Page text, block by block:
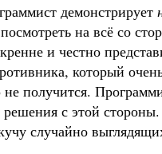
демонстрирует
на всё со
и честно
который
получится.
с этой
случайно